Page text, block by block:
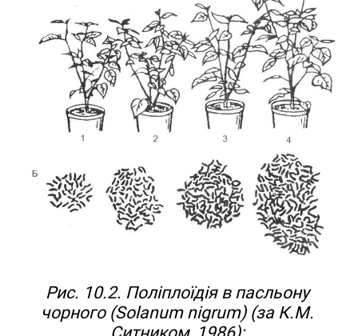
Рис. 10.2. Поліплоїдія в пасльону
чорного (Solanum nigrum) (за К.М.